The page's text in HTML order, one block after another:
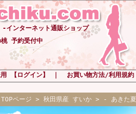
ンターネット通販ショップ
桃 予約受付中
【ログイン】 お買い物方法/利用規約
TOPページ > 秋田県産 すいか> - あきた夏